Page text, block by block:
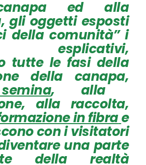
ed alla
gli oggetti esposti
della comunità” i
esplicativi,
tutte le fasi della
della canapa,
, alla
alla raccolta,
in fibrae
con i visitatori
una parte
della realtà